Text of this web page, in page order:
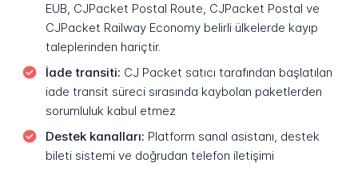
EUB, CJPacket Postal Route, CJPacket Postal ve
CJPacket Railway Economy belirli ülkelerde kayıp
taleplerinden hariçtir.
İade transiti: CJ Packet satıcı tarafından başlatılan
iade transit süreci sırasında kaybolan paketlerden
sorumluluk kabul etmez
Destek kanalları: Platform sanal asistanı, destek
bileti sistemi ve doğrudan telefon iletişimi